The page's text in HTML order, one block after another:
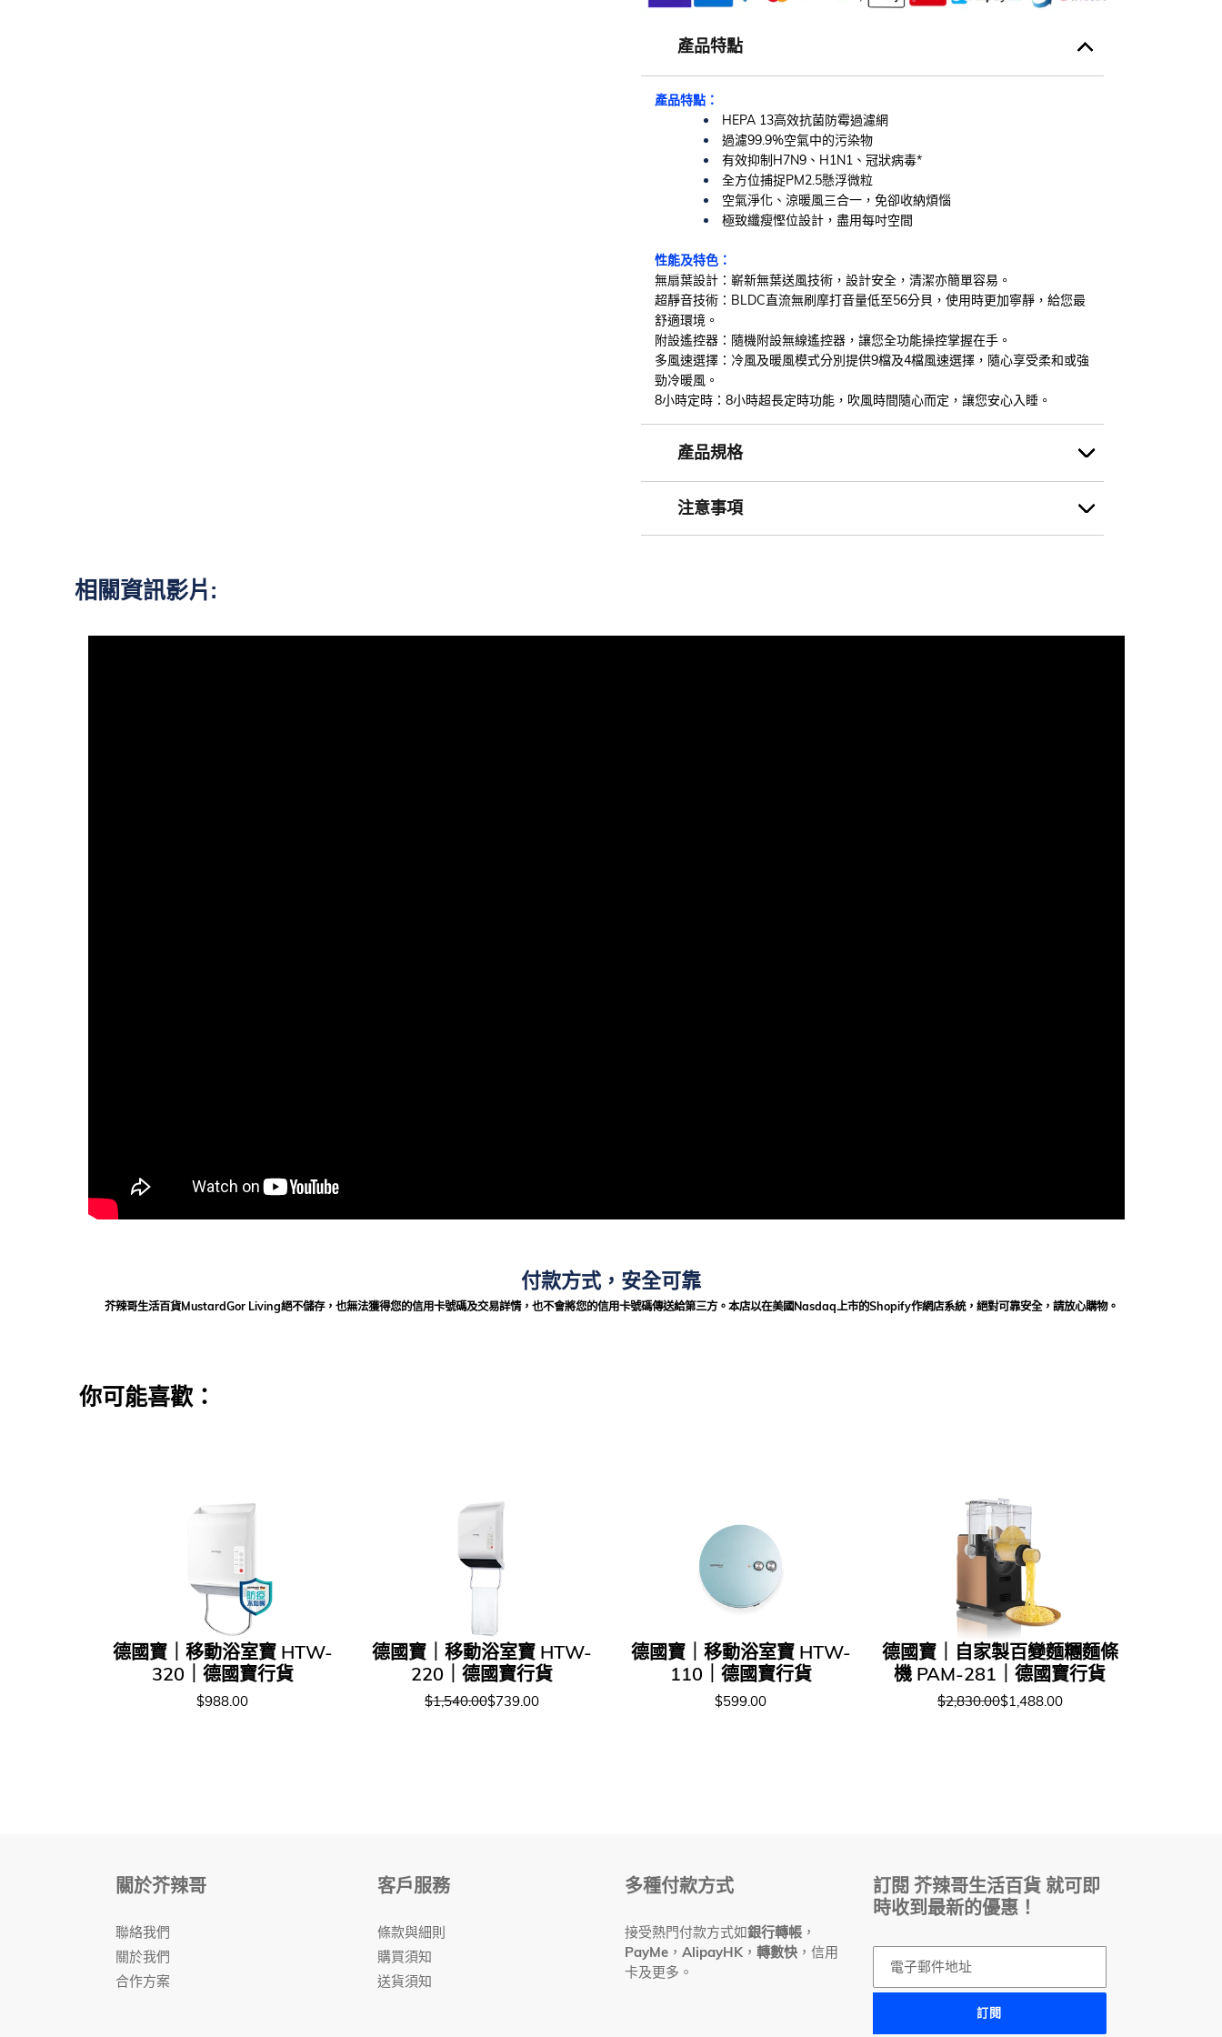
產品特點
產品特點：
HEPA 13高效抗菌防霉過濾網
過濾99.9%空氣中的污染物
有效抑制H7N9、H1N1、冠狀病毒*
全方位捕捉PM2.5懸浮微粒
空氣淨化、涼暖風三合一，免卻收納煩惱
極致纖瘦慳位設計，盡用每吋空間
性能及特色：
無扇葉設計：嶄新無葉送風技術，設計安全，清潔亦簡單容易。
超靜音技術：BLDC直流無刷摩打音量低至56分貝，使用時更加寧靜，給您最
舒適環境。
附設遙控器：隨機附設無線遙控器，讓您全功能操控掌握在手。
多風速選擇：冷風及暖風模式分別提供9檔及4檔風速選擇，隨心享受柔和或強
勁冷暖風。
8小時定時：8小時超長定時功能，吹風時間隨心而定，讓您安心入睡。
產品規格
注意事項
相關資訊影片:
付款方式，安全可靠
芥辣哥生活百貨MustardGor Living絕不儲存，也無法獲得您的信用卡號碼及交易詳情，也不會將您的信用卡號碼傳送給第三方。本店以在美國Nasdaq上市的Shopify作網店系統，絕對可靠安全，請放心購物。
你可能喜歡：
德國寶｜移動浴室寶 HTW-
320｜德國寶行貨
$988.00
德國寶｜移動浴室寶 HTW-
220｜德國寶行貨
$1,540.00$739.00
德國寶｜移動浴室寶 HTW-
110｜德國寶行貨
$599.00
德國寶｜自家製百變麵糰麵條
機 PAM-281｜德國寶行貨
$2,830.00$1,488.00
關於芥辣哥
聯絡我們
關於我們
合作方案
客戶服務
條款與細則
購買須知
送貨須知
多種付款方式
接受熱門付款方式如銀行轉帳 ，
PayMe ， AlipayHK ， 轉數快 ，信用
卡及更多。
訂閱 芥辣哥生活百貨 就可即
時收到最新的優惠！
訂閱